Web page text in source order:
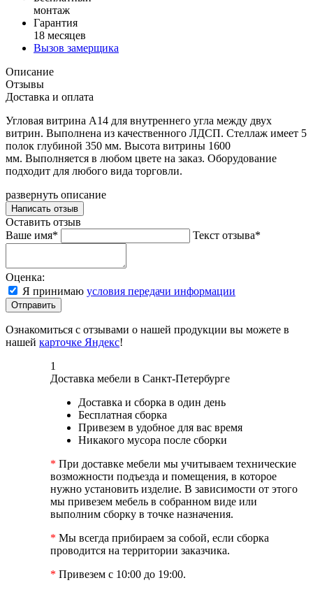
монтаж
Гарантия
18 месяцев
Вызов замерщика
Описание
Отзывы
Доставка и оплата
Угловая витрина А14 для внутреннего угла между двух
витрин. Выполнена из качественного ЛДСП. Стеллаж имеет 5
полок глубиной 350 мм. Высота витрины 1600
мм. Выполняется в любом цвете на заказ. Оборудование
подходит для любого вида торговли.
развернуть описание
Написать отзыв
Оставить отзыв
Ваше имя*
Текст отзыва*
Оценка:
Я принимаю условия передачи информации
Отправить
Ознакомиться с отзывами о нашей продукции вы можете в
нашей карточке Яндекс!
1
Доставка мебели в Санкт-Петербурге
Доставка и сборка в один день
Бесплатная сборка
Привезем в удобное для вас время
Никакого мусора после сборки
* При доставке мебели мы учитываем технические
возможности подъезда и помещения, в которое
нужно установить изделие. В зависимости от этого
мы привезем мебель в собранном виде или
выполним сборку в точке назначения.
* Мы всегда прибираем за собой, если сборка
проводится на территории заказчика.
* Привезем с 10:00 до 19:00.